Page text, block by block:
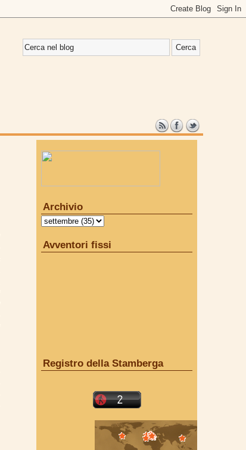
Archivio
Avventori fissi
Registro della Stamberga